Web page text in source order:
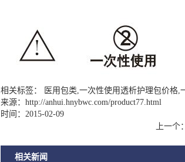
相关标签： 医用包类,一次性使用透析护理包价格,
来源： http://anhui.hnybwc.com/product77.html
时间：2015-02-09
上一个：
相关新闻